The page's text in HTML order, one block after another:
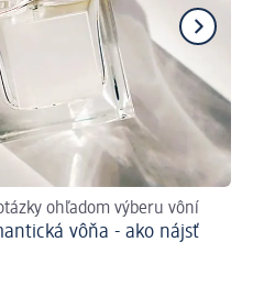
ohľadom výberu vôní
vôňa - ako nájsť